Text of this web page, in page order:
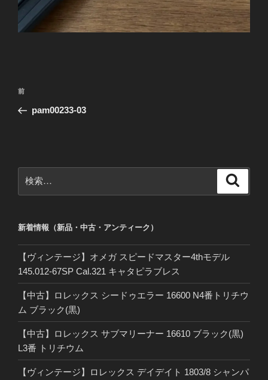
投
ナ
ー
シ
前
の
前
pam00233-03
索:
新着情報（新品・中古・アンティーク）
【ヴィンテージ】オメガ スピードマスター4thモデル
145.012-67SP Cal.321 キャタピラブレス
【中古】ロレックス シードゥエラー 16600 N4番トリチウ
ム ブラック(黒)
【中古】ロレックス サブマリーナー 16610 ブラック(黒)
L3番 トリチウム
【ヴィンテージ】ロレックス デイデイト 1803/8 シャンパ